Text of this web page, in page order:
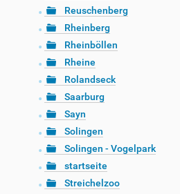
Reuschenberg
Rheinberg
Rheinböllen
Rheine
Rolandseck
Saarburg
Sayn
Solingen
Solingen - Vogelpark
startseite
Streichelzoo